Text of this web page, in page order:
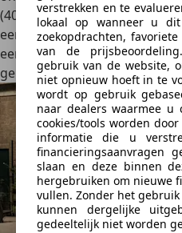
verstrekken en te
lokaal op wanneer u
zoekopdrachten,
van de
gebruik van de website,
niet opnieuw hoeft in te
wordt op gebruik
naar dealers waarmee u
cookies/tools worden
informatie die u
financieringsaanvragen
slaan en deze binnen
hergebruiken om nieuwe
vullen. Zonder het
kunnen dergelijke
gedeeltelijk niet worden
(40 kWh/120 pk) is er vanaf
een groter bereik minimaal
een paar honderd euro
gelijkwaardige uitrusting.